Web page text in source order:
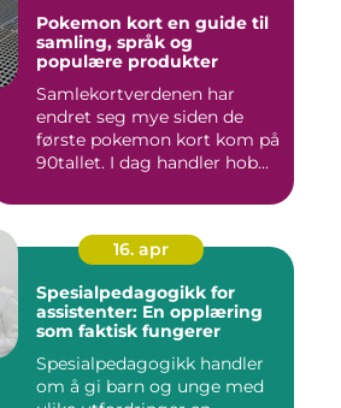
Pokemon kort en guide til
samling, språk og
populære produkter
Samlekortverdenen har
endret seg mye siden de
første pokemon kort kom på
90tallet. I dag handler hob...
16. apr
Spesialpedagogikk for
assistenter: En opplæring
som faktisk fungerer
Spesialpedagogikk handler
om å gi barn og unge med